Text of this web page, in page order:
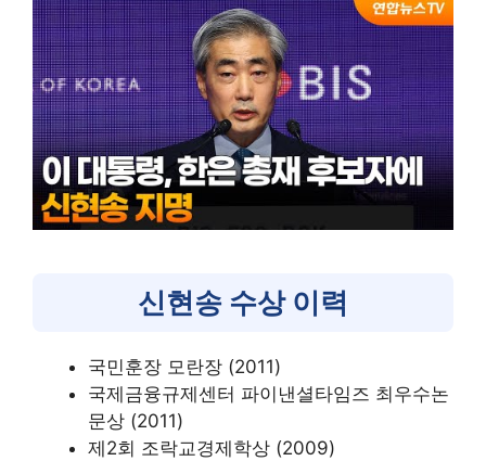
신현송 수상 이력
국민훈장 모란장 (2011)
국제금융규제센터 파이낸셜타임즈 최우수논
문상 (2011)
제2회 조락교경제학상 (2009)